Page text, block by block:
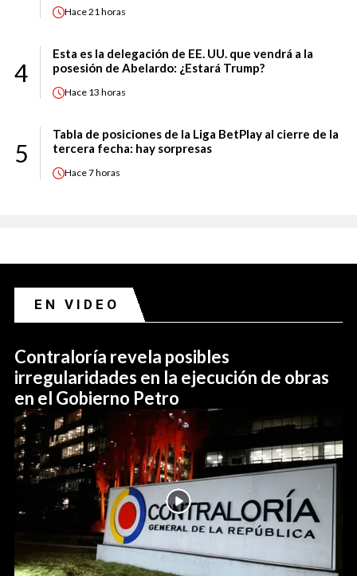
Hace21 horas
4
Esta es la delegación de EE. UU. que vendrá a la
posesión de Abelardo: ¿Estará Trump?
Hace 13 horas
5
Tabla de posiciones de la Liga BetPlay al cierre de la
tercera fecha: hay sorpresas
Hace7 horas
EN VIDEO
Contraloría revela posibles
irregularidades en la ejecución de obras
en el Gobierno Petro